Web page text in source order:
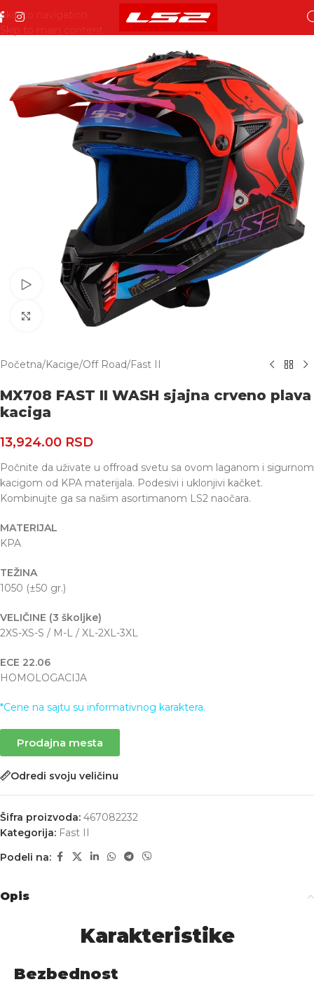
Skip to navigation
Skip to main content
Pogledajte video
Početna/Kacige/Off Road/Fast II
MX708 FAST II WASH sjajna crveno plava
kaciga
13,924.00 RSD
Počnite da uživate u offroad svetu sa ovom laganom i sigurnom
kacigom od KPA materijala. Podesivi i uklonjivi kačket.
Kombinujte ga sa našim asortimanom LS2 naočara.
MATERIJAL
KPA
TEŽINA
1050 (±50 gr.)
VELIČINE (3 školjke)
2XS-XS-S / M-L / XL-2XL-3XL
ECE 22.06
HOMOLOGACIJA
*Cene na sajtu su informativnog karaktera.
Prodajna mesta
Odredi svoju veličinu
Šifra proizvoda: 467082232
Kategorija: Fast II
Podeli na:
Opis
Karakteristike
Bezbednost